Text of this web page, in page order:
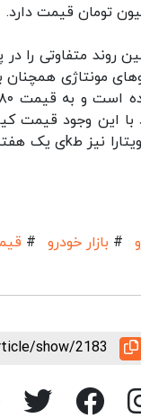
روند متفاوتی
# بازار خودرو #
show/2183